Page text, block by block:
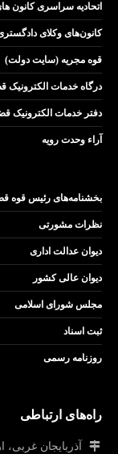
اتحادیه سراسری کانون
کانون‌های وکلای
قوه مجریه (سایت دولت)
درگاه خدمات الکترونیک
دفتر خدمات الکترونیک
آراء وحدت رویه
بخشنامه‌های رئیس قوه
نظرات مشورتی
دیوان عدالت اداری
دیوان عالی کشور
مجلس شورای اسلامی
ثبت اسناد
روزنامه رسمی
راه‌های ارتباطی
آذربایجان غربی،